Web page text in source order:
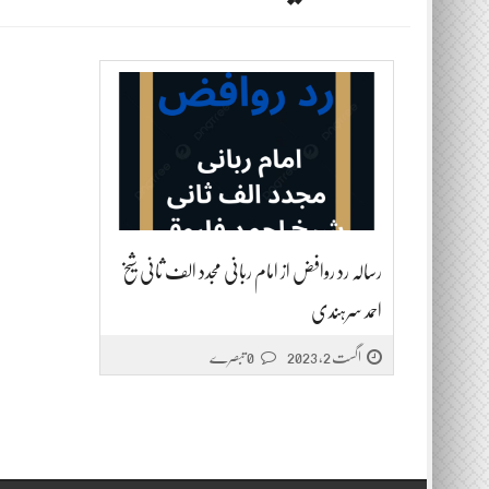
رسالہ رد روافض از امام ربانی مجدد الف ثانی شیخ
احمد سرہندی
اگست 2, 2023